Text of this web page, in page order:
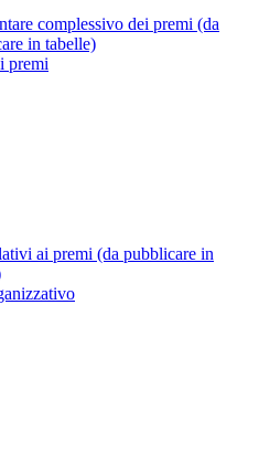
complessivo dei premi (da
in tabelle)
premi
ai premi (da pubblicare in